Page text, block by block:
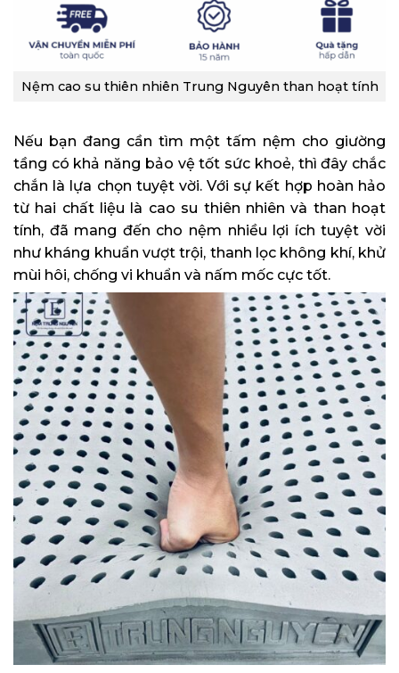
Nệm cao su thiên nhiên Trung Nguyên than hoạt tính
Nếu bạn đang cần tìm một tấm nệm cho giường
tầng có khả năng bảo vệ tốt sức khoẻ, thì đây chắc
chắn là lựa chọn tuyệt vời. Với sự kết hợp hoàn hảo
từ hai chất liệu là cao su thiên nhiên và than hoạt
tính, đã mang đến cho nệm nhiều lợi ích tuyệt vời
như kháng khuẩn vượt trội, thanh lọc không khí, khử
mùi hôi, chống vi khuẩn và nấm mốc cực tốt.